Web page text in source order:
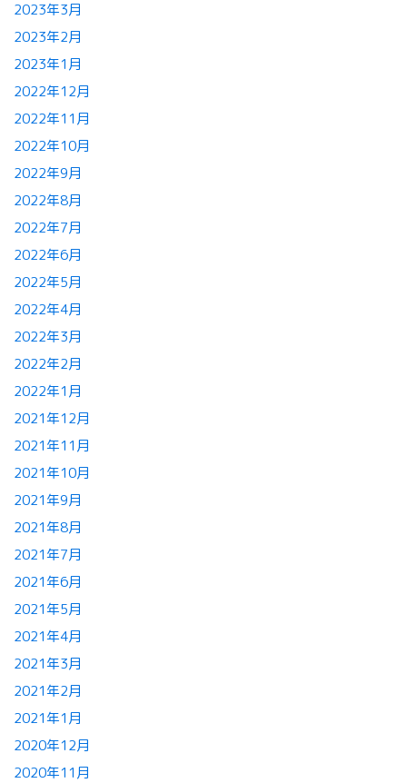
2023年3月
2023年2月
2023年1月
2022年12月
2022年11月
2022年10月
2022年9月
2022年8月
2022年7月
2022年6月
2022年5月
2022年4月
2022年3月
2022年2月
2022年1月
2021年12月
2021年11月
2021年10月
2021年9月
2021年8月
2021年7月
2021年6月
2021年5月
2021年4月
2021年3月
2021年2月
2021年1月
2020年12月
2020年11月